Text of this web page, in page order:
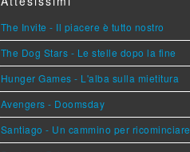
The Invite - Il piacere è tutto nostro
The Dog Stars - Le stelle dopo la fine
Hunger Games - L'alba sulla mietitura
Avengers - Doomsday
Santiago - Un cammino per ricominciare